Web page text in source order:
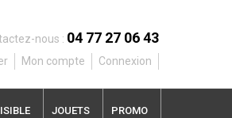
nous : 04 77 27 06 43
Mon compte Connexion
JOUETS PROMO